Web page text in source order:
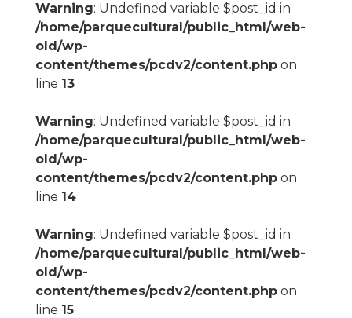
Warning: Undefined variable $post_id in
/home/parquecultural/public_html/web-
old/wp-
content/themes/pcdv2/content.phpon
line 13
Warning: Undefined variable $post_id in
/home/parquecultural/public_html/web-
old/wp-
content/themes/pcdv2/content.phpon
line 14
Warning: Undefined variable $post_id in
/home/parquecultural/public_html/web-
old/wp-
content/themes/pcdv2/content.phpon
line 15